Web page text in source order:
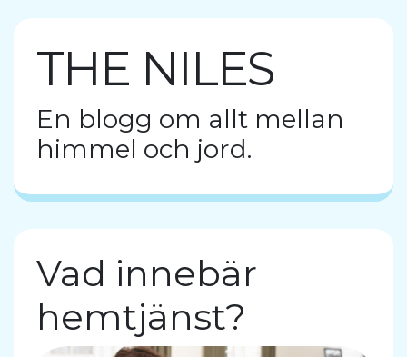
THE NILES
En blogg om allt mellan
himmel och jord.
Vad innebär
hemtjänst?